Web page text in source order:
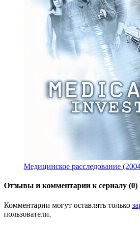
Медицинское расследование
Отзывы и комментарии к сериалу (0)
Комментарии могут оставлять только
пользователи.